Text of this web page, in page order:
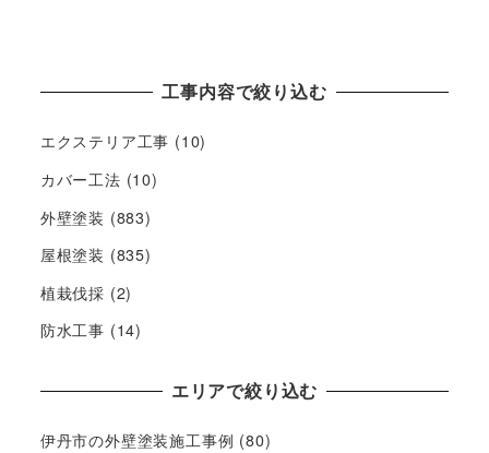
工事内容で絞り込む
エクステリア工事 (10)
カバー工法 (10)
外壁塗装 (883)
屋根塗装 (835)
植栽伐採 (2)
防水工事 (14)
エリアで絞り込む
伊丹市の外壁塗装施工事例 (80)